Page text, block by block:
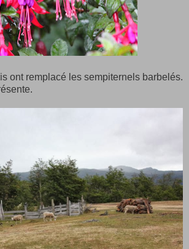
ont remplacé les sempiternels barbelés.